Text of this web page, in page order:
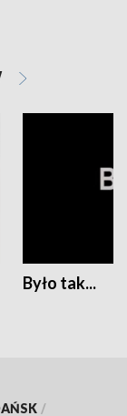
Było tak...
/